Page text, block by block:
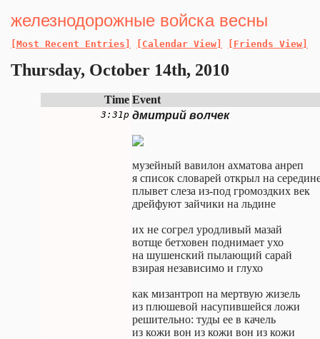
железнодорожные войска весны
[Most Recent Entries] [Calendar View] [Friends View]
Thursday, October 14th, 2010
Time Event
3:31p дмитрий волчек
музейный вавилон ахматова анреп
я список словарей открыл на
плывет слеза из-под громоздких век
дрейфуют зайчики на льдине
их не согрел уродливый мазай
вотще бетховен поднимает ухо
на шушенский пылающий сарай
взирая независимо и глухо
как мизантроп на мертвую жизель
из плюшевой насупившейся ложи
решительно: туды ее в качель
из кожи вон из кожи вон из кожи